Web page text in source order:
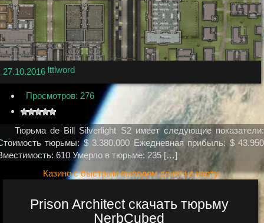
27.10.2016 lttlword
Просмотров: 276
Тюрьма de Bill Silverlight S2 имеет следующие показатели:
тюрьмы: $ 3.380.000 Ежедневная прибыль: $ 43.950
610 Умерло в тюрьме: 235 […]
Казино с быстрым выводом денег на карту
Prison Architect скачать тюрьму
NerbCubed